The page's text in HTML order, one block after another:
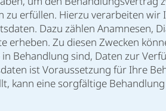
zu erfüllen. Hierzu verarbeiten wir
Dazu zählen Anamnesen,
erheben. Zu diesen Zwecken
Behandlung sind, Daten zur
ist Voraussetzung für Ihre
kann eine sorgfältige